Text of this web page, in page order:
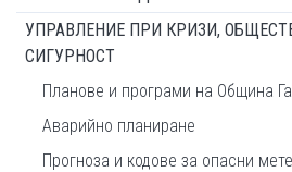
УПРАВЛЕНИЕ ПРИ КРИЗИ,
СИГУРНОСТ
Планове и програми на Община
Аварийно планиране
Прогноза и кодове за опасни